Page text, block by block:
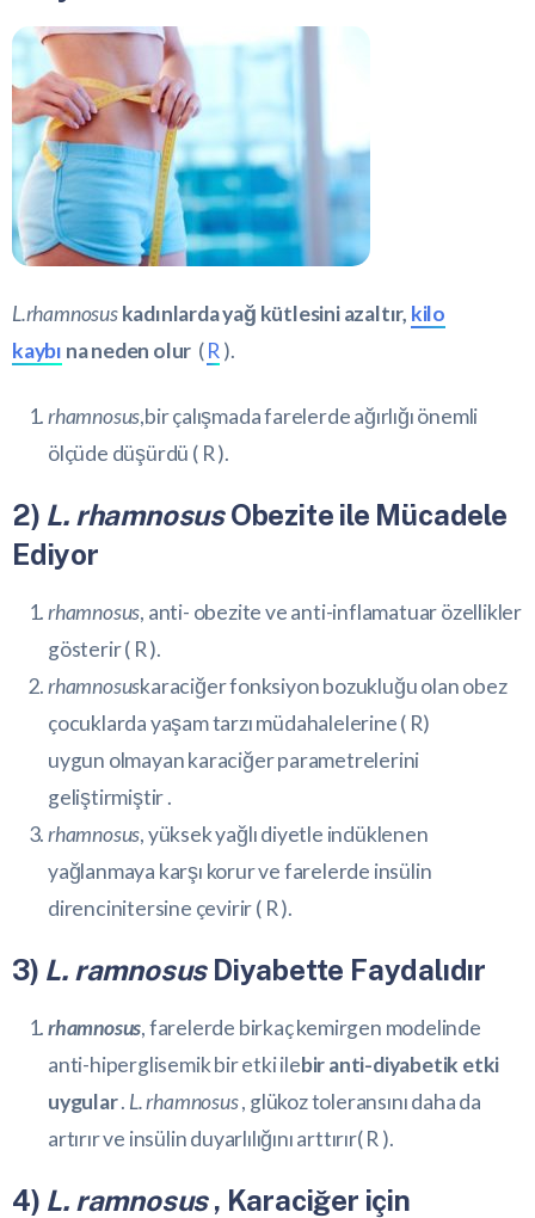
L.rhamnosuskadınlarda yağ kütlesini azaltır, kilo
kaybı na neden olur (R ).
rhamnosus,bir çalışmada farelerdeağırlığıönemli
ölçüde düşürdü ( R).
2) L. rhamnosusObezite ile Mücadele
Ediyor
rhamnosus, anti- obeziteve anti-inflamatuar özellikler
gösterir ( R).
rhamnosuskaraciğer fonksiyon bozukluğu olan obez
çocuklarda yaşam tarzı müdahalelerine ( R)
uygun olmayan karaciğer parametrelerini
geliştirmiştir .
rhamnosus, yüksek yağlı diyetle indüklenen
yağlanmaya karşı korur ve farelerde insülin
direncinitersine çevirir ( R).
3) L. ramnosusDiyabette Faydalıdır
rhamnosus, farelerde birkaç kemirgen modelinde
anti-hiperglisemik bir etki ilebir anti-diyabetik etki
uygular. L. rhamnosus, glükoz toleransını daha da
artırır ve insülin duyarlılığınıarttırır(R ).
4) L. ramnosus, Karaciğer için